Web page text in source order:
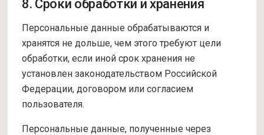
8. Сроки обработки и хранения
Персональные данные обрабатываются и
хранятся не дольше, чем этого требуют цели
обработки, если иной срок хранения не
установлен законодательством Российской
Федерации, договором или согласием
пользователя.
Персональные данные, полученные через